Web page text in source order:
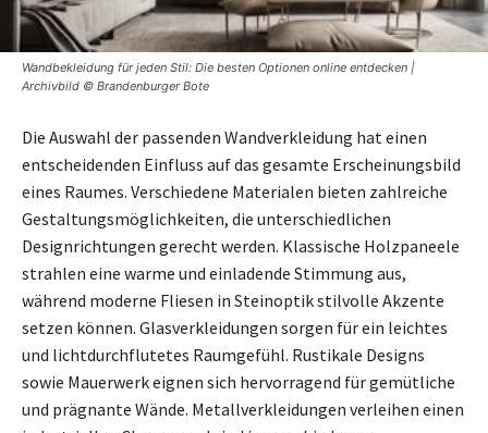
Wandbekleidung für jeden Stil: Die besten Optionen online entdecken |
Archivbild © Brandenburger Bote
Die Auswahl der passenden Wandverkleidung hat einen
entscheidenden Einfluss auf das gesamte Erscheinungsbild
eines Raumes. Verschiedene Materialen bieten zahlreiche
Gestaltungsmöglichkeiten, die unterschiedlichen
Designrichtungen gerecht werden. Klassische Holzpaneele
strahlen eine warme und einladende Stimmung aus,
während moderne Fliesen in Steinoptik stilvolle Akzente
setzen können. Glasverkleidungen sorgen für ein leichtes
und lichtdurchflutetes Raumgefühl. Rustikale Designs
sowie Mauerwerk eignen sich hervorragend für gemütliche
und prägnante Wände. Metallverkleidungen verleihen einen